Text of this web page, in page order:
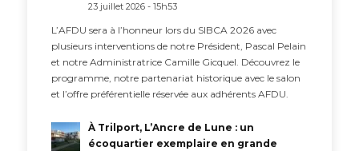
23 juillet 2026 - 15h53
L’AFDU sera à l’honneur lors du SIBCA 2026 avec
plusieurs interventions de notre Président, Pascal Pelain
et notre Administratrice Camille Gicquel. Découvrez le
programme, notre partenariat historique avec le salon
et l’offre préférentielle réservée aux adhérents AFDU.
À Trilport, L’Ancre de Lune : un
écoquartier exemplaire en grande